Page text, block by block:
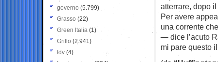
atterrare, dopo
Per avere
una corrente
— dice l’acuto
mi pare questo
governo (5.799)
Grasso (22)
Green Italia (1)
Grillo (2.941)
Idv (4)